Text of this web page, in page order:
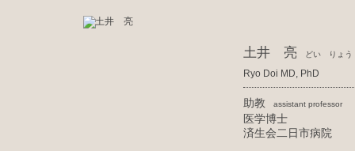
土井 亮 どい りょう
Ryo Doi MD, PhD
助教 assistant professor
医学博士
済生会二日市病院